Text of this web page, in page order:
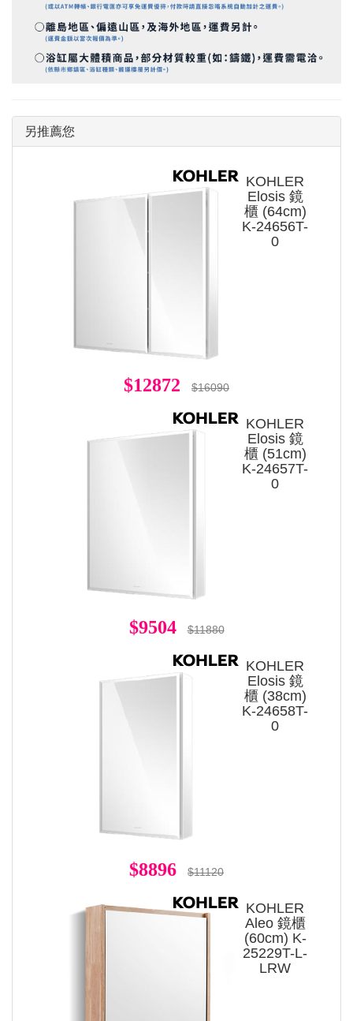
另推薦您
KOHLER
Elosis 鏡
櫃 (64cm)
K-24656T-
0
$12872 $16090
KOHLER
Elosis 鏡
櫃 (51cm)
K-24657T-
0
$9504 $11880
KOHLER
Elosis 鏡
櫃 (38cm)
K-24658T-
0
$8896 $11120
KOHLER
Aleo 鏡櫃
(60cm) K-
25229T-L-
LRW